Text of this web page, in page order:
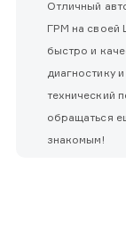
Отличный
ГРМ на своей
быстро и
диагностику
технический
обращаться
знакомым!